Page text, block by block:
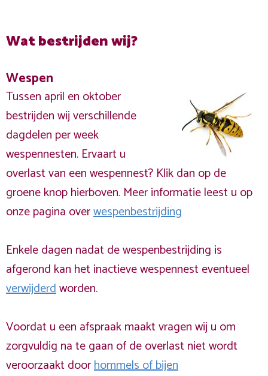
Wat bestrijden wij?
Wespen
Tussen april en oktober
bestrijden wij verschillende
dagdelen per week
wespennesten. Ervaart u
overlast van een wespennest? Klik dan op de
groene knop hierboven. Meer informatie leest u op
onze pagina overwespenbestrijding
Enkele dagen nadat de wespenbestrijding is
afgerond kan het inactieve wespennest eventueel
verwijderdworden.
Voordat u een afspraak maakt vragen wij u om
zorgvuldig na te gaan of de overlast niet wordt
veroorzaakt doorhommels of bijen